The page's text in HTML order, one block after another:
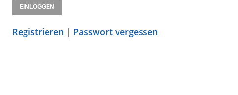
Registrieren | Passwort vergessen